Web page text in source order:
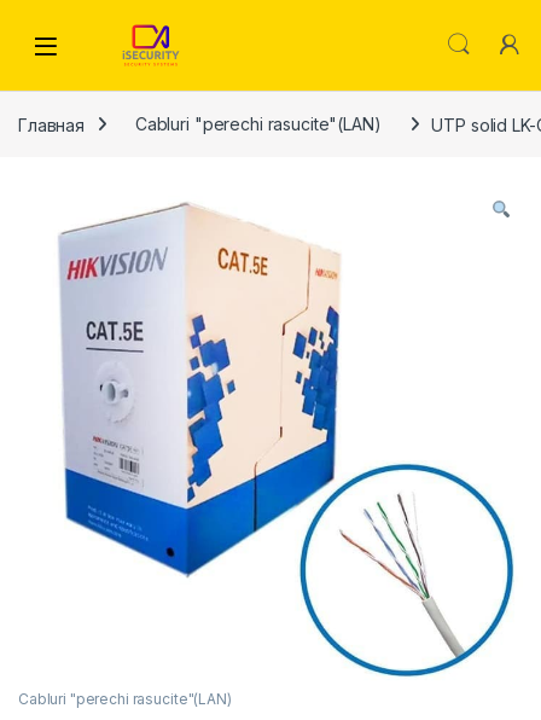
Главная Cabluri "perechi rasucite"(LAN) UTP solid LK-
Cabluri "perechi rasucite"(LAN)